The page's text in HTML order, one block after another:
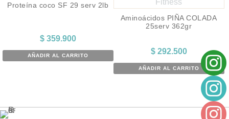
Proteína coco SF 29 serv 2lb
$359.900
AÑADIR AL CARRITO
Aminoácidos PIÑA COLADA
25serv 362gr
$292.500
AÑADIR AL CARRITO